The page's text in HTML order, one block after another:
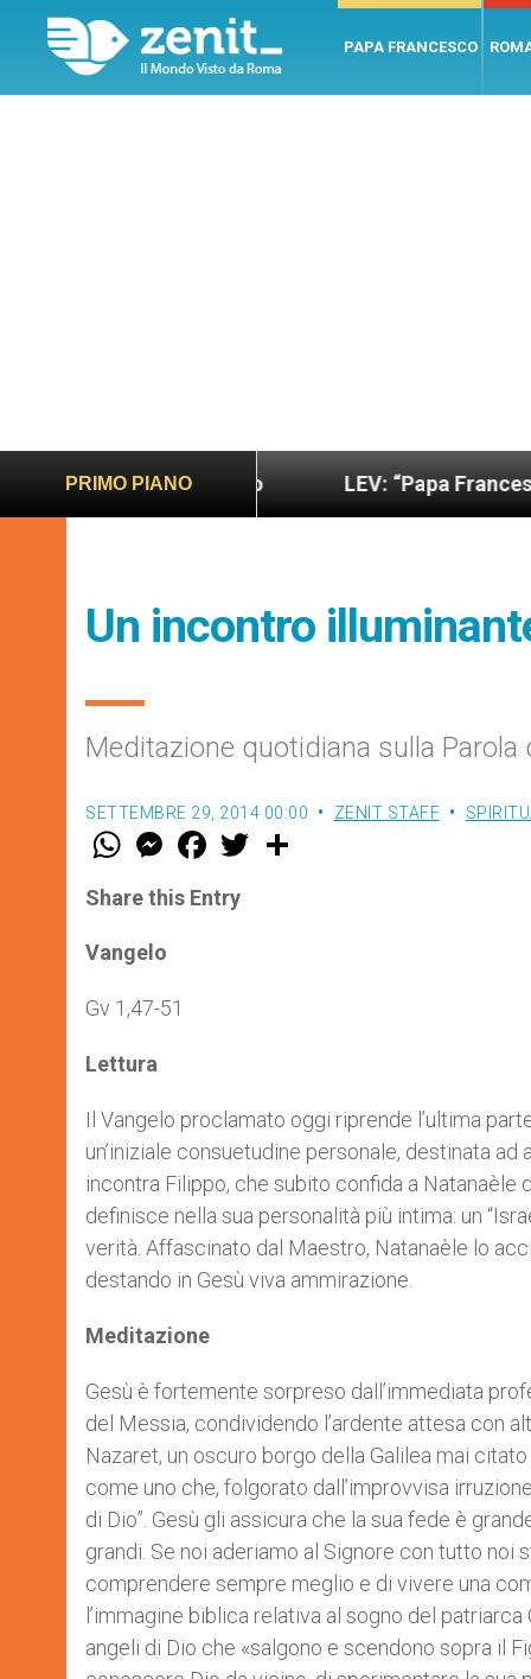
PAPA FRANCESCO
PRIMO PIANO
sano e giusto LEV: “Papa Francesco. Un
Un incontro
Meditazione quotidiana sulla Parola
SETTEMBRE 29, 2014 00:00 ZENIT STAFF
W
t
s
p
p
M
e
s
e
F
a
e
b
w
Share this Entry
Vangelo
Gv 1,47-51
Lettura
Il Vangelo proclamato oggi riprende l’ultima
un’iniziale consuetudine personale, destinata
incontra Filippo, che subito confida a Natanaèle
definisce nella sua personalità più intima: un
verità. Affascinato dal Maestro, Natanaèle lo
destando in Gesù viva ammirazione.
Meditazione
Gesù è fortemente sorpreso dall’immediata
del Messia, condividendo l’ardente attesa con
Nazaret, un oscuro borgo della Galilea mai
come uno che, folgorato dall’improvvisa
di Dio”. Gesù gli assicura che la sua fede è
grandi. Se noi aderiamo al Signore con tutto
comprendere sempre meglio e di vivere una
l’immagine biblica relativa al sogno del
angeli di Dio che «salgono e scendono sopra il